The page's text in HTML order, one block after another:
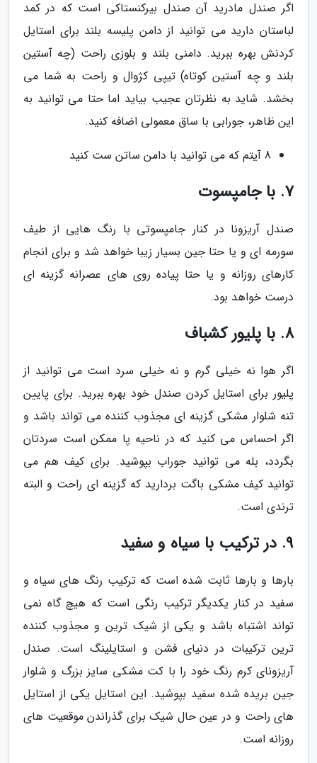
اگر صندل مادرید آن صندل بیرکنستاکی است که در کمد
لباستان دارید می توانید از دامن پلیسه بلند برای استایل
کردنش بهره ببرید. دامنی بلند و بلوزی راحت (چه آستین
بلند و چه آستین کوتاه) تیپی کژوال و راحت به شما می
بخشد. شاید به نظرتان عجیب بیاید اما حتا می توانید به
این ظاهر، جورابی با ساق معمولی اضافه کنید.
8 آیتم که می توانید با دامن ساتن ست کنید
7. با جامپسوت
صندل آریزونا در کنار جامپسوتی با رنگ هایی از طیف
سورمه ای و یا حتا جین بسیار زیبا خواهد شد و برای انجام
کارهای روزانه و یا حتا پیاده روی های عصرانه گزینه ای
درست خواهد بود.
8. با پلیور کشباف
اگر هوا نه خیلی گرم و نه خیلی سرد است می توانید از
پلیور برای استایل کردن صندل خود بهره ببرید. برای پایین
تنه شلوار مشکی گزینه ای مجذوب کننده می تواند باشد و
اگر احساس می کنید که در ناحیه پا ممکن است سردتان
بگردد، بله می توانید جوراب بپوشید. برای کیف هم می
توانید کیف مشکی باگت بردارید که گزینه ای راحت و البته
ترندی است.
9. در ترکیب با سیاه و سفید
بارها و بارها ثابت شده است که ترکیب رنگ های سیاه و
سفید در کنار یکدیگر ترکیب رنگی است که هیچ گاه نمی
تواند اشتباه باشد و یکی از شیک ترین و مجذوب کننده
ترین ترکیبات در دنیای فشن و استایلینگ است. صندل
آریزونای کرم رنگ خود را با کت مشکی سایز بزرگ و شلوار
جین بریده شده سفید بپوشید. این استایل یکی از استایل
های راحت و در عین حال شیک برای گذراندن موقعیت های
روزانه است.